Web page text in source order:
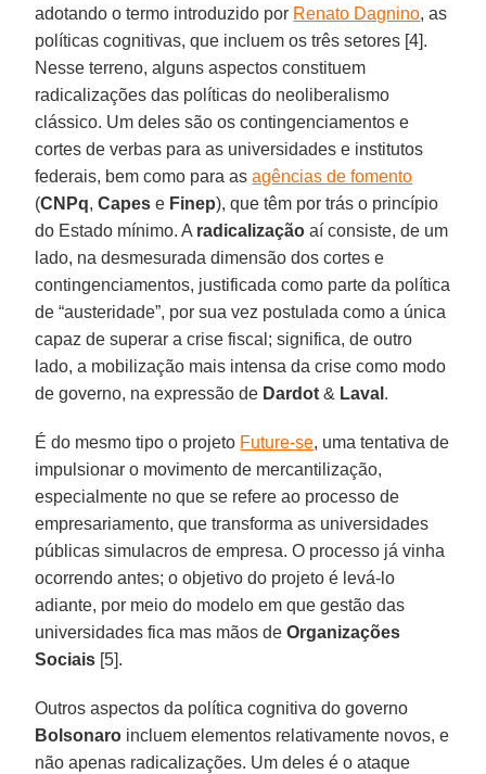
adotando o termo introduzido por Renato Dagnino, as
políticas cognitivas, que incluem os três setores [4].
Nesse terreno, alguns aspectos constituem
radicalizações das políticas do neoliberalismo
clássico. Um deles são os contingenciamentos e
cortes de verbas para as universidades e institutos
federais, bem como para asagências de fomento
(CNPq,Capes e Finep), que têm por trás o princípio
do Estado mínimo. A radicalização aí consiste, de um
lado, na desmesurada dimensão dos cortes e
contingenciamentos, justificada como parte da política
de “austeridade”, por sua vez postulada como a única
capaz de superar a crise fiscal; significa, de outro
lado, a mobilização mais intensa da crise como modo
de governo, na expressão de Dardot & Laval .
É do mesmo tipo o projeto Future-se, uma tentativa de
impulsionar o movimento de mercantilização,
especialmente no que se refere ao processo de
empresariamento, que transforma as universidades
públicas simulacros de empresa. O processo já vinha
ocorrendo antes; o objetivo do projeto é levá-lo
adiante, por meio do modelo em que gestão das
universidades fica mas mãos deOrganizações
Sociais [5].
Outros aspectos da política cognitiva do governo
Bolsonaro incluem elementos relativamente novos, e
não apenas radicalizações. Um deles é o ataque